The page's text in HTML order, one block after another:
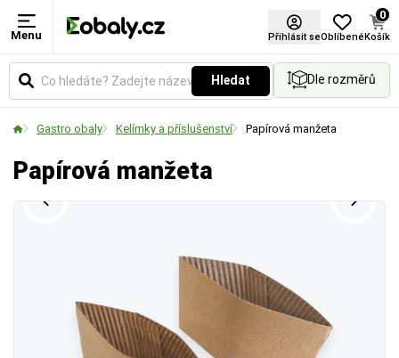
Menu Přihlásit seOblíbené
0
Košík
Hledat Dle rozměrů
Gastro obaly Kelímky a příslušenství Papírová manžeta
Papírová manžeta